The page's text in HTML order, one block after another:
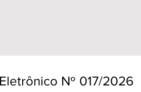
Nº 017/2026